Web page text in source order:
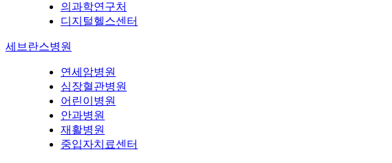
의과학연구처
디지털헬스센터
세브란스병원
연세암병원
심장혈관병원
어린이병원
안과병원
재활병원
중입자치료센터